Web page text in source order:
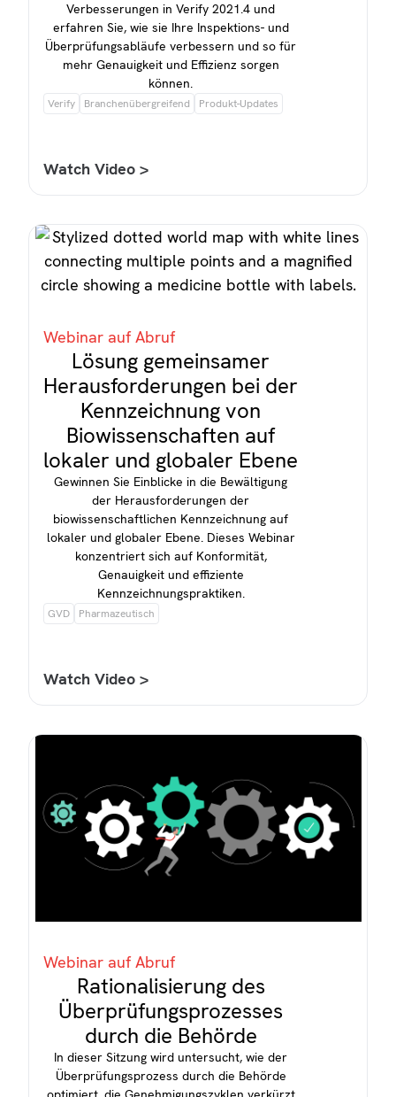
Verbesserungen in Verify 2021.4 und
erfahren Sie, wie sie Ihre Inspektions- und
Überprüfungsabläufe verbessern und so für
mehr Genauigkeit und Effizienz sorgen
können.
Verify Branchenübergreifend Produkt-Updates
Watch Video >
Webinar auf Abruf
Lösung gemeinsamer
Herausforderungen bei der
Kennzeichnung von
Biowissenschaften auf
lokaler und globaler Ebene
Gewinnen Sie Einblicke in die Bewältigung
der Herausforderungen der
biowissenschaftlichen Kennzeichnung auf
lokaler und globaler Ebene. Dieses Webinar
konzentriert sich auf Konformität,
Genauigkeit und effiziente
Kennzeichnungspraktiken.
GVD Pharmazeutisch
Watch Video >
Webinar auf Abruf
Rationalisierung des
Überprüfungsprozesses
durch die Behörde
In dieser Sitzung wird untersucht, wie der
Überprüfungsprozess durch die Behörde